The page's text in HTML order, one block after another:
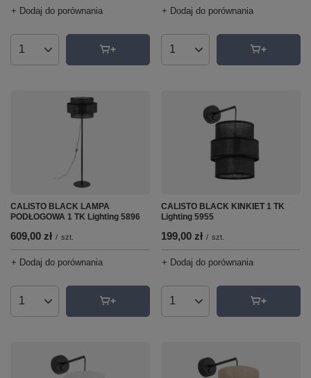
+ Dodaj do porównania
Ilość produktów
+ Dodaj do porównania
Ilość produktów
CALISTO BLACK LAMPA
PODŁOGOWA 1 TK Lighting 5896
609,00 zł / szt.
+ Dodaj do porównania
Ilość produktów
CALISTO BLACK KINKIET 1 TK
Lighting 5955
199,00 zł / szt.
+ Dodaj do porównania
Ilość produktów